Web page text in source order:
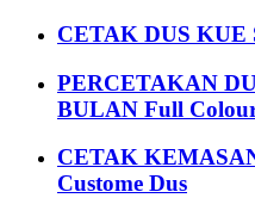
CETAK DUS KUE
PERCETAKAN
BULAN Full Colour
CETAK
Custome Dus